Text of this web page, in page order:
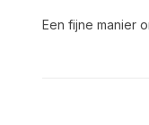
Een fijne manier